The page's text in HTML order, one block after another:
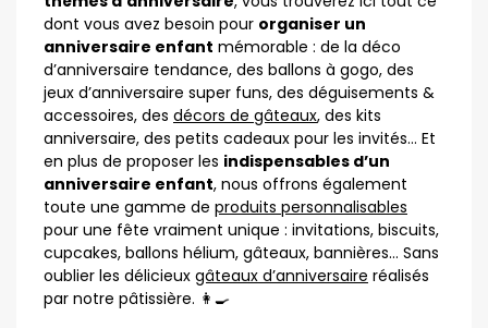
dont vous avez besoin pour organiser un
anniversaire enfant mémorable : de la déco
d’anniversaire tendance, des ballons à gogo, des
jeux d’anniversaire super funs, des déguisements &
accessoires, des décors de gâteaux, des kits
anniversaire, des petits cadeaux pour les invités… Et
en plus de proposer les indispensables d’un
anniversaire enfant, nous offrons également
toute une gamme de produits personnalisables
pour une fête vraiment unique : invitations, biscuits,
cupcakes, ballons hélium, gâteaux, bannières… Sans
oublier les délicieux gâteaux d’anniversaire réalisés
par notre pâtissière. 👩‍🍳